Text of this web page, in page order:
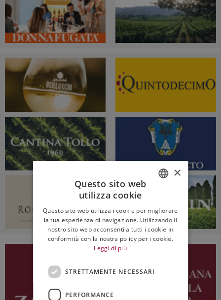
ENGLISH
×
Questo sito web
utilizza cookie
Questo sito web utilizza i cookie per migliorare
la tua esperienza di navigazione. Utilizzando il
nostro sito web acconsenti a tutti i cookie in
conformità con la nostra policy per i cookie.
Leggi di più
STRETTAMENTE NECESSARI
PERFORMANCE